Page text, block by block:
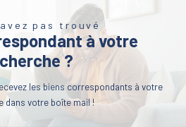
pas trouvé
à votre
?
les biens correspondants à votre
dans votre boîte mail !